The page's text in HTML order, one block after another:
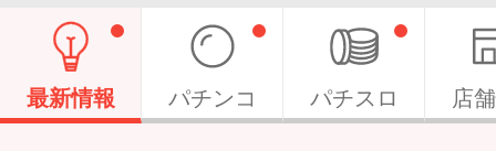
最新情報 パチンコ パチスロ 店